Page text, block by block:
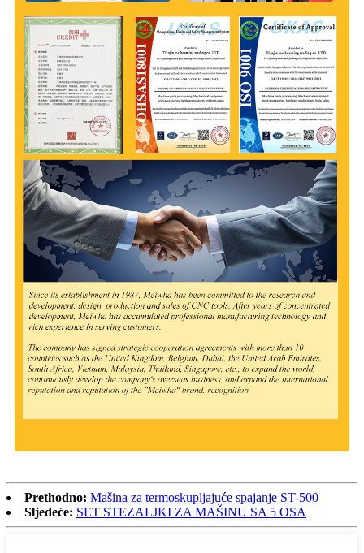
Prethodno: Mašina za termoskupljajuće spajanje ST-500
Sljedeće: SET STEZALJKI ZA MAŠINU SA 5 OSA